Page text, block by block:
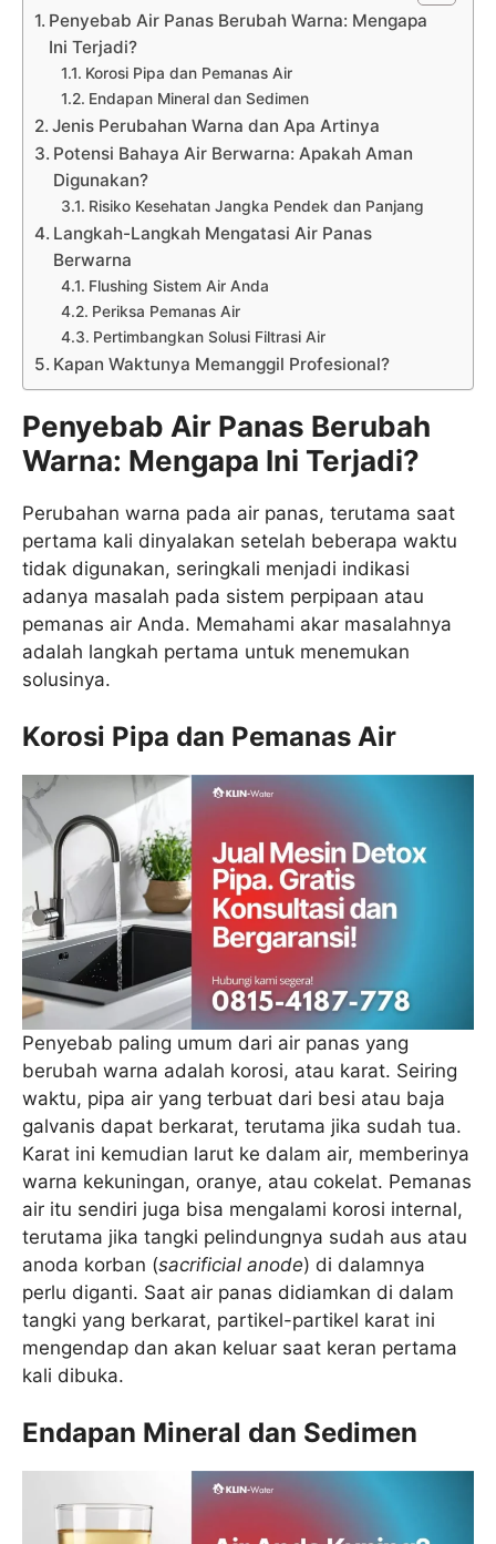
Penyebab Air Panas Berubah Warna: Mengapa
Ini Terjadi?
Korosi Pipa dan Pemanas Air
Endapan Mineral dan Sedimen
Jenis Perubahan Warna dan Apa Artinya
Potensi Bahaya Air Berwarna: Apakah Aman
Digunakan?
Risiko Kesehatan Jangka Pendek dan Panjang
Langkah-Langkah Mengatasi Air Panas
Berwarna
Flushing Sistem Air Anda
Periksa Pemanas Air
Pertimbangkan Solusi Filtrasi Air
Kapan Waktunya Memanggil Profesional?
Penyebab Air Panas Berubah
Warna: Mengapa Ini Terjadi?
Perubahan warna pada air panas, terutama saat
pertama kali dinyalakan setelah beberapa waktu
tidak digunakan, seringkali menjadi indikasi
adanya masalah pada sistem perpipaan atau
pemanas air Anda. Memahami akar masalahnya
adalah langkah pertama untuk menemukan
solusinya.
Korosi Pipa dan Pemanas Air
Penyebab paling umum dari air panas yang
berubah warna adalah korosi, atau karat. Seiring
waktu, pipa air yang terbuat dari besi atau baja
galvanis dapat berkarat, terutama jika sudah tua.
Karat ini kemudian larut ke dalam air, memberinya
warna kekuningan, oranye, atau cokelat. Pemanas
air itu sendiri juga bisa mengalami korosi internal,
terutama jika tangki pelindungnya sudah aus atau
anoda korban (sacrificial anode) di dalamnya
perlu diganti. Saat air panas didiamkan di dalam
tangki yang berkarat, partikel-partikel karat ini
mengendap dan akan keluar saat keran pertama
kali dibuka.
Endapan Mineral dan Sedimen